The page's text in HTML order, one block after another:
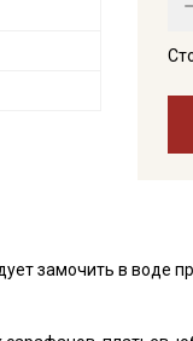
замочить в воде